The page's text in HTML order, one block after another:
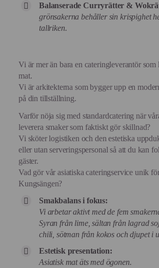
Balanserade Curryrätter &
grönsakerna behåller sin krispighet
tallriken.
Vi är mer än bara en cateringleverantör som
mat.
Vi är arkitekterna som bygger upp en
på din tillställning.
Varför nöja sig med standardcatering när
leverera smaker som faktiskt gör skillnad?
Vi sköter logistiken och den estetiska
eller utan serveringspersonal så att du kan
gäster.
Vad gör vår asiatiska cateringservice unik
Kungsängen?
Smakbalans i fokus:
Vi arbetar aktivt med de fem
Syran från lime, sältan från lagrad
chili, sötman från kokos och djupet i
Estetisk presentation:
Asiatisk mat äts med ögonen.